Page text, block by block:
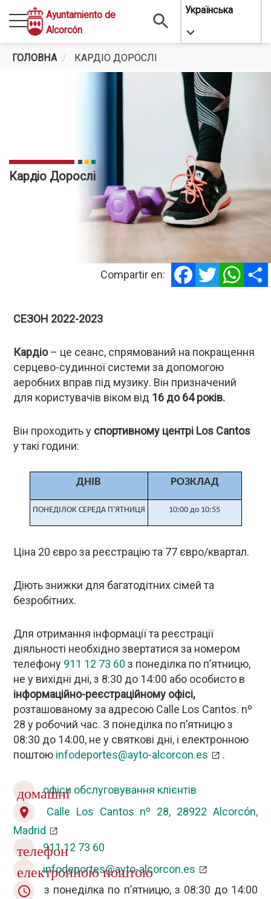
Перейти
до
основного
вмісту
Ayuntamiento de
Alcorcón
Українська
Toggle
ГОЛОВНА КАРДІО ДОРОСЛІ
Кардіо Дорослі
Compartir en:
Facebook
Twitter
СЕЗОН 2022-2023
Кардіо– це сеанс, спрямований на покращення
серцево-судинної системи за допомогою
аеробних вправ під музику. Він призначений
для користувачів віком від 16 до 64 років.
Він проходить у спортивному центрі Los Cantos
у такі години:
ДНІВ РОЗКЛАД
ПОНЕДІЛОК СЕРЕДА П'ЯТНИЦЯ 10:00 до 10:55
Ціна 20 євро за реєстрацію та 77 євро/квартал.
Діють знижки для багатодітних сімей та
безробітних.
Для отримання інформації та реєстрації
діяльності необхідно звертатися за номером
телефону 911 12 73 60 з понеділка по п’ятницю,
не у вихідні дні, з 8:30 до 14:00 або особисто в
інформаційно-реєстраційному офісі,
розташованому за адресою Calle Los Cantos. nº
28 у робочий час. З понеділка по п’ятницю з
08:30 до 14:00, не у святкові дні, і електронною
поштою infodeportes@ayto-alcorcon.es .
домашніофіси обслуговування клієнтів
location_on
Calle Los Cantos nº 28, 28922 Alcorcón,
Madrid
телефон911 12 73 60
електронною поштою
infodeportes@ayto-alcorcon.es
query_builder
з понеділка по п’ятницю, з 08:30 до 14:00